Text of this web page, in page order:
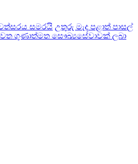
සමරයි උතුරු මැද පළාත් පාසල්
ගුණාත්මත සෞඛ්‍යසේවාවක් ලබා